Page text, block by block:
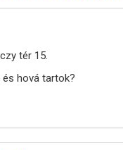
tér 15.
hová tartok?